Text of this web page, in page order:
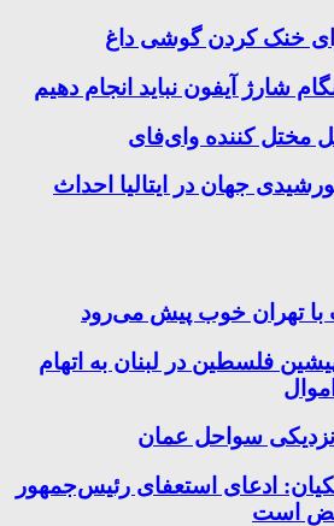
خنک کردن گوشی داغ
شارژ آیفون نباید انجام دهیم
مختل کننده وای‌فای
جهان در ایتالیا احداث
با تهران خوب پیش می‌رود
فلسطین در لبنان به اتهام
نزدیکی سواحل عمان
ادعای استعفای رئیس‌جمهور
است